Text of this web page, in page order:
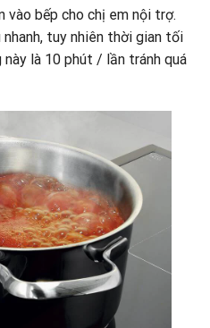
vào bếp cho chị em nội trợ.
tuy nhiên thời gian tối
là 10 phút / lần tránh quá